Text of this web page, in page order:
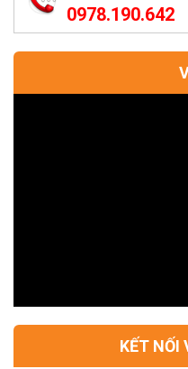
0978.190.642
KẾT NỐI